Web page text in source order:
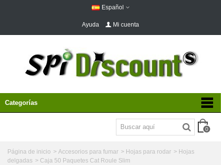
Español
Ayuda Mi cuenta
Categorías
0
Página de inicio > Accesorios para fumar > Hojas para rodar > Hojas
delgadas > Caja 50 Paquetes Cat Roule Slim